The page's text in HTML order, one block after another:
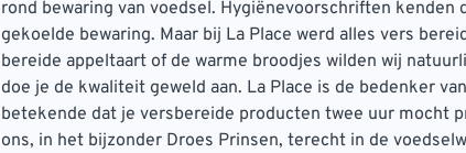
rond bewaring van voedsel. Hygiënevoorschriften kenden
gekoelde bewaring. Maar bij La Place werd alles vers
bereide appeltaart of de warme broodjes wilden wij
doe je de kwaliteit geweld aan. La Place is de bedenker
betekende dat je versbereide producten twee uur mocht
ons, in het bijzonder Droes Prinsen, terecht in de